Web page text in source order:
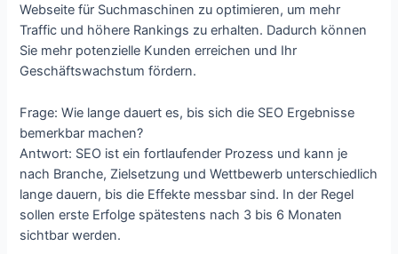
Webseite für Suchmaschinen zu optimieren, um mehr
Traffic und höhere Rankings zu erhalten. Dadurch können
Sie mehr potenzielle Kunden erreichen und Ihr
Geschäftswachstum fördern.
Frage: Wie lange dauert es, bis sich die SEO Ergebnisse
bemerkbar machen?
Antwort: SEO ist ein fortlaufender Prozess und kann je
nach Branche, Zielsetzung und Wettbewerb unterschiedlich
lange dauern, bis die Effekte messbar sind. In der Regel
sollen erste Erfolge spätestens nach 3 bis 6 Monaten
sichtbar werden.